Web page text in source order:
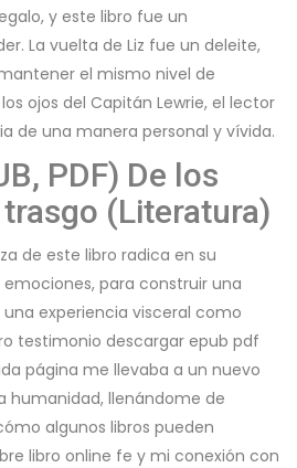
y este libro fue un
La vuelta de Liz fue un deleite,
el mismo nivel de
ojos del Capitán Lewrie, el lector
de una manera personal y vívida.
PDF) De los
(Literatura)
de este libro radica en su
para construir una
experiencia visceral como
testimonio descargar epub pdf
página me llevaba a un nuevo
humanidad, llenándome de
algunos libros pueden
libro online​ fe y mi conexión con